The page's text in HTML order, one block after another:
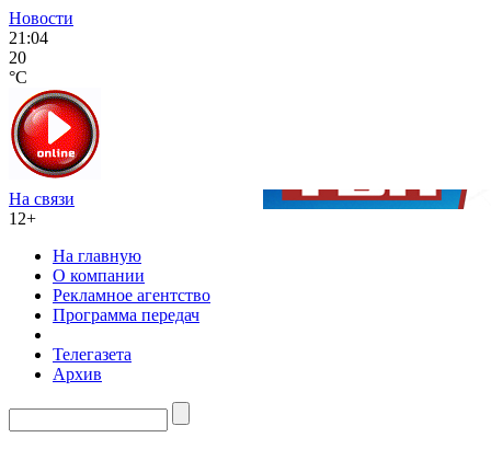
Новости
21:04
20
°C
На связи
12+
На главную
О компании
Рекламное агентство
Программа передач
Телегазета
Архив